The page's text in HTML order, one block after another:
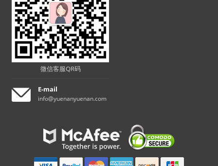
微信客服QR码
E-mail
info@yuenanyuenan.com